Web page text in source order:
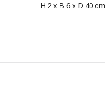
H 2 x B 6 x D 40 cm